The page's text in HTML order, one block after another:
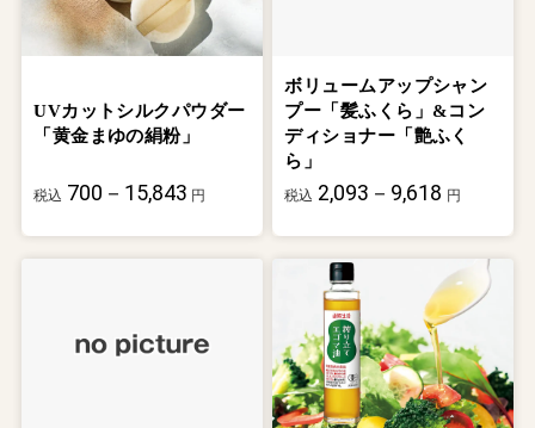
UVカットシルクパウダー
「黄金まゆの絹粉」
税込 700－15,843 円
ボリュームアップシャン
プー「髪ふくら」&コン
ディショナー「艶ふく
ら」
税込 2,093－9,618 円